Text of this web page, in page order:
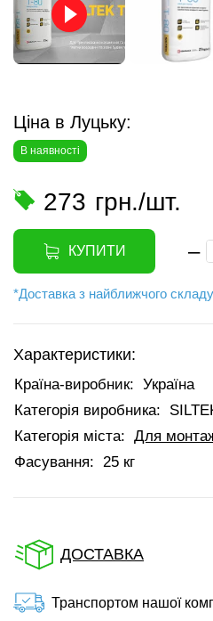
Ціна в Луцьку:
В наявності
273 грн./шт.
КУПИТИ –
*Доставка з найближчого складу
Характеристики:
Країна-виробник: Україна
Категорія виробника:
Категорія міста: Для
Фасування: 25 кг
ДОСТАВКА
Транспортом нашої